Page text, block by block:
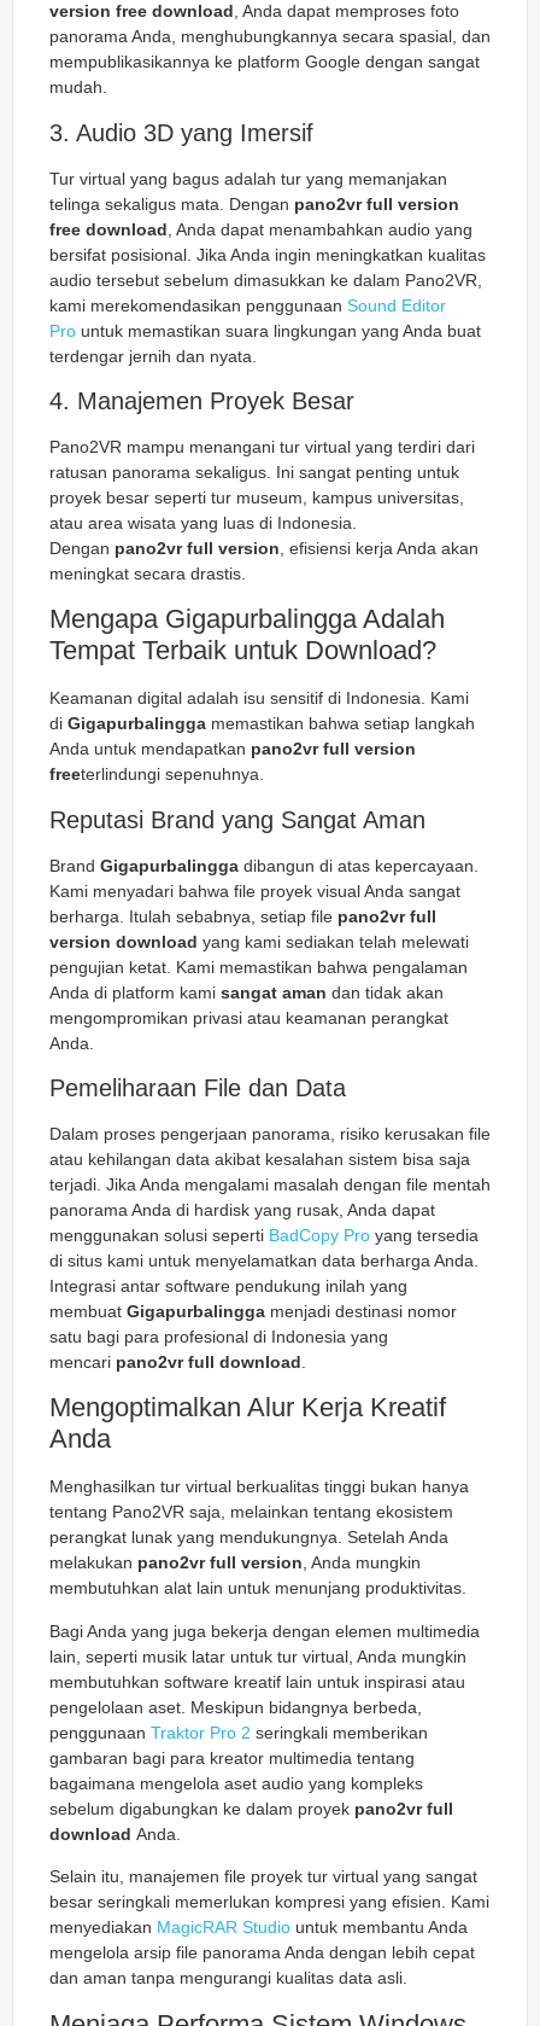
version free download , Anda dapat memproses foto
panorama Anda, menghubungkannya secara spasial, dan
mempublikasikannya ke platform Google dengan sangat
mudah.
3. Audio 3D yang Imersif
Tur virtual yang bagus adalah tur yang memanjakan
telinga sekaligus mata. Dengan pano2vr full version
free download , Anda dapat menambahkan audio yang
bersifat posisional. Jika Anda ingin meningkatkan kualitas
audio tersebut sebelum dimasukkan ke dalam Pano2VR,
kami merekomendasikan penggunaan Sound Editor
Pro untuk memastikan suara lingkungan yang Anda buat
terdengar jernih dan nyata.
4. Manajemen Proyek Besar
Pano2VR mampu menangani tur virtual yang terdiri dari
ratusan panorama sekaligus. Ini sangat penting untuk
proyek besar seperti tur museum, kampus universitas,
atau area wisata yang luas di Indonesia.
Dengan pano2vr full version , efisiensi kerja Anda akan
meningkat secara drastis.
Mengapa Gigapurbalingga Adalah
Tempat Terbaik untuk Download?
Keamanan digital adalah isu sensitif di Indonesia. Kami
di Gigapurbalingga memastikan bahwa setiap langkah
Anda untuk mendapatkan pano2vr full version
freeterlindungi sepenuhnya.
Reputasi Brand yang Sangat Aman
Brand Gigapurbalingga dibangun di atas kepercayaan.
Kami menyadari bahwa file proyek visual Anda sangat
berharga. Itulah sebabnya, setiap file pano2vr full
version download yang kami sediakan telah melewati
pengujian ketat. Kami memastikan bahwa pengalaman
Anda di platform kami sangat aman dan tidak akan
mengompromikan privasi atau keamanan perangkat
Anda.
Pemeliharaan File dan Data
Dalam proses pengerjaan panorama, risiko kerusakan file
atau kehilangan data akibat kesalahan sistem bisa saja
terjadi. Jika Anda mengalami masalah dengan file mentah
panorama Anda di hardisk yang rusak, Anda dapat
menggunakan solusi seperti BadCopy Pro yang tersedia
di situs kami untuk menyelamatkan data berharga Anda.
Integrasi antar software pendukung inilah yang
membuat Gigapurbalingga menjadi destinasi nomor
satu bagi para profesional di Indonesia yang
mencari pano2vr full download
Mengoptimalkan Alur Kerja Kreatif
Anda
Menghasilkan tur virtual berkualitas tinggi bukan hanya
tentang Pano2VR saja, melainkan tentang ekosistem
perangkat lunak yang mendukungnya. Setelah Anda
melakukan pano2vr full version, Anda mungkin
membutuhkan alat lain untuk menunjang produktivitas.
Bagi Anda yang juga bekerja dengan elemen multimedia
lain, seperti musik latar untuk tur virtual, Anda mungkin
membutuhkan software kreatif lain untuk inspirasi atau
pengelolaan aset. Meskipun bidangnya berbeda,
penggunaan Traktor Pro 2 seringkali memberikan
gambaran bagi para kreator multimedia tentang
bagaimana mengelola aset audio yang kompleks
sebelum digabungkan ke dalam proyek pano2vr full
download Anda.
Selain itu, manajemen file proyek tur virtual yang sangat
besar seringkali memerlukan kompresi yang efisien. Kami
menyediakan MagicRAR Studio untuk membantu Anda
mengelola arsip file panorama Anda dengan lebih cepat
dan aman tanpa mengurangi kualitas data asli.